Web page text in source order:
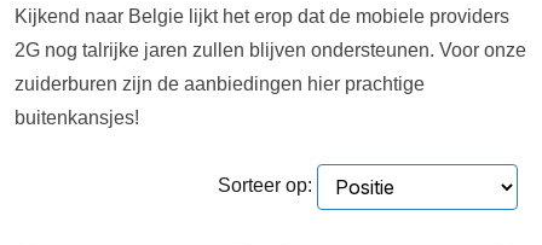
Kijkend naar Belgie lijkt het erop dat de mobiele providers
2G nog talrijke jaren zullen blijven ondersteunen. Voor onze
zuiderburen zijn de aanbiedingen hier prachtige
buitenkansjes!
Sorteer op: